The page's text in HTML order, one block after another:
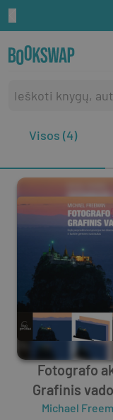
Visos (4)
Fotografo
Grafinis
Michael